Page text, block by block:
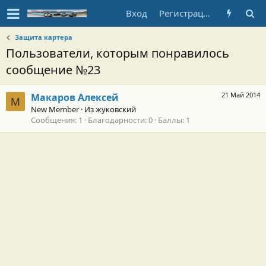
Вход Регистрация
Защита картера
Пользователи, которым понравилось
сообщение №23
М
21 Май 2014
Макаров Алексей
New Member · Изжуковский
Сообщения 1 Благодарности 0 Баллы 1